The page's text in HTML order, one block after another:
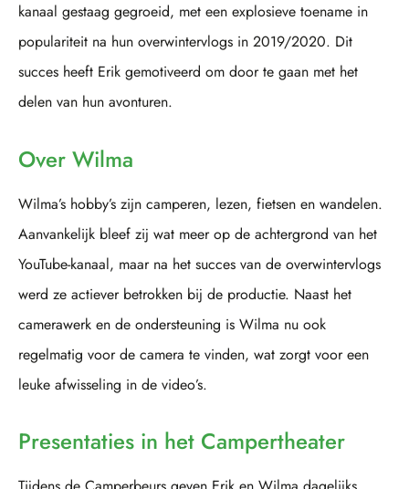
kanaal gestaag gegroeid, met een explosieve toename in
populariteit na hun overwintervlogs in 2019/2020. Dit
succes heeft Erik gemotiveerd om door te gaan met het
delen van hun avonturen.
Over Wilma
Wilma’s hobby’s zijn camperen, lezen, fietsen en wandelen.
Aanvankelijk bleef zij wat meer op de achtergrond van het
YouTube-kanaal, maar na het succes van de overwintervlogs
werd ze actiever betrokken bij de productie. Naast het
camerawerk en de ondersteuning is Wilma nu ook
regelmatig voor de camera te vinden, wat zorgt voor een
leuke afwisseling in de video’s.
Presentaties in het Campertheater